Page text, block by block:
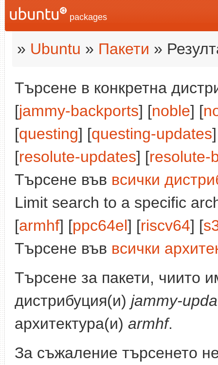
packages
» Ubuntu » Пакети »
Търсене в конкретна
[jammy-backports] [noble] [
[questing] [questing-updates
[resolute-updates] [resolute-
Търсене във всички
Limit search to a specific
[armhf] [ppc64el] [riscv64] [
Търсене във всички
Търсене за пакети, чиито
дистрибуция(и) jammy-
архитектура(и) armhf.
За съжаление търсенето